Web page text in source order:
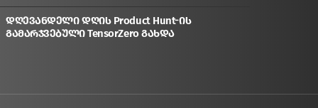
დღევანდელი დღის Product Hunt-ის
გამარჯვებული TensorZero გახდა